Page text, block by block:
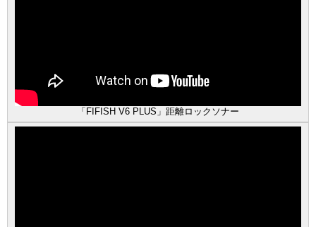
「FIFISH V6 PLUS」距離ロックソナー